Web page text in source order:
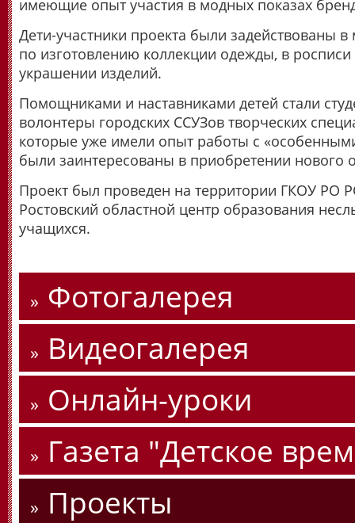
имеющие опыт участия в модных показах
Дети-участники проекта были задействованы в
по изготовлению коллекции одежды, в росписи
украшении изделий.
Помощниками и наставниками детей стали
волонтеры городских ССУЗов творческих
которые уже имели опыт работы с
были заинтересованы в приобретении нового
Проект был проведен на территории ГКОУ РО
Ростовский областной центр образования
учащихся.
Фотогалерея
Видеогалерея
Онлайн-уроки
Газета "Детское
Проекты